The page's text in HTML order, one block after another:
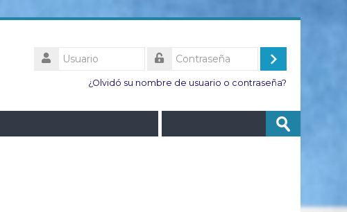
Usuario
Acceder
¿Olvidó su nombre de usuario o contraseña?
Enviar